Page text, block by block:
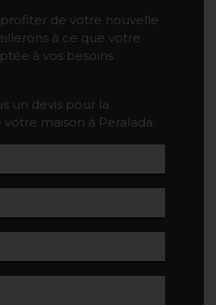
de votre nouvelle
à ce que votre
à vos besoins
un devis pour la
maison à Peralada.